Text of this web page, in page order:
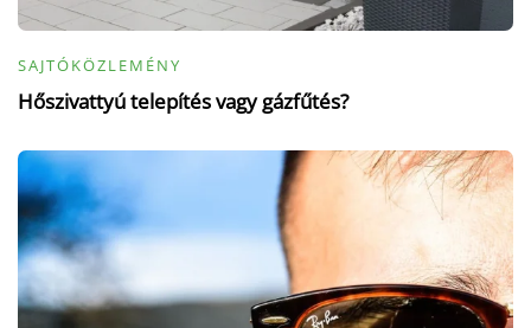
SAJTÓKÖZLEMÉNY
Hőszivattyú telepítés vagy gázfűtés?